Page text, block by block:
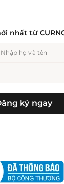
nhất từ
ký ngay